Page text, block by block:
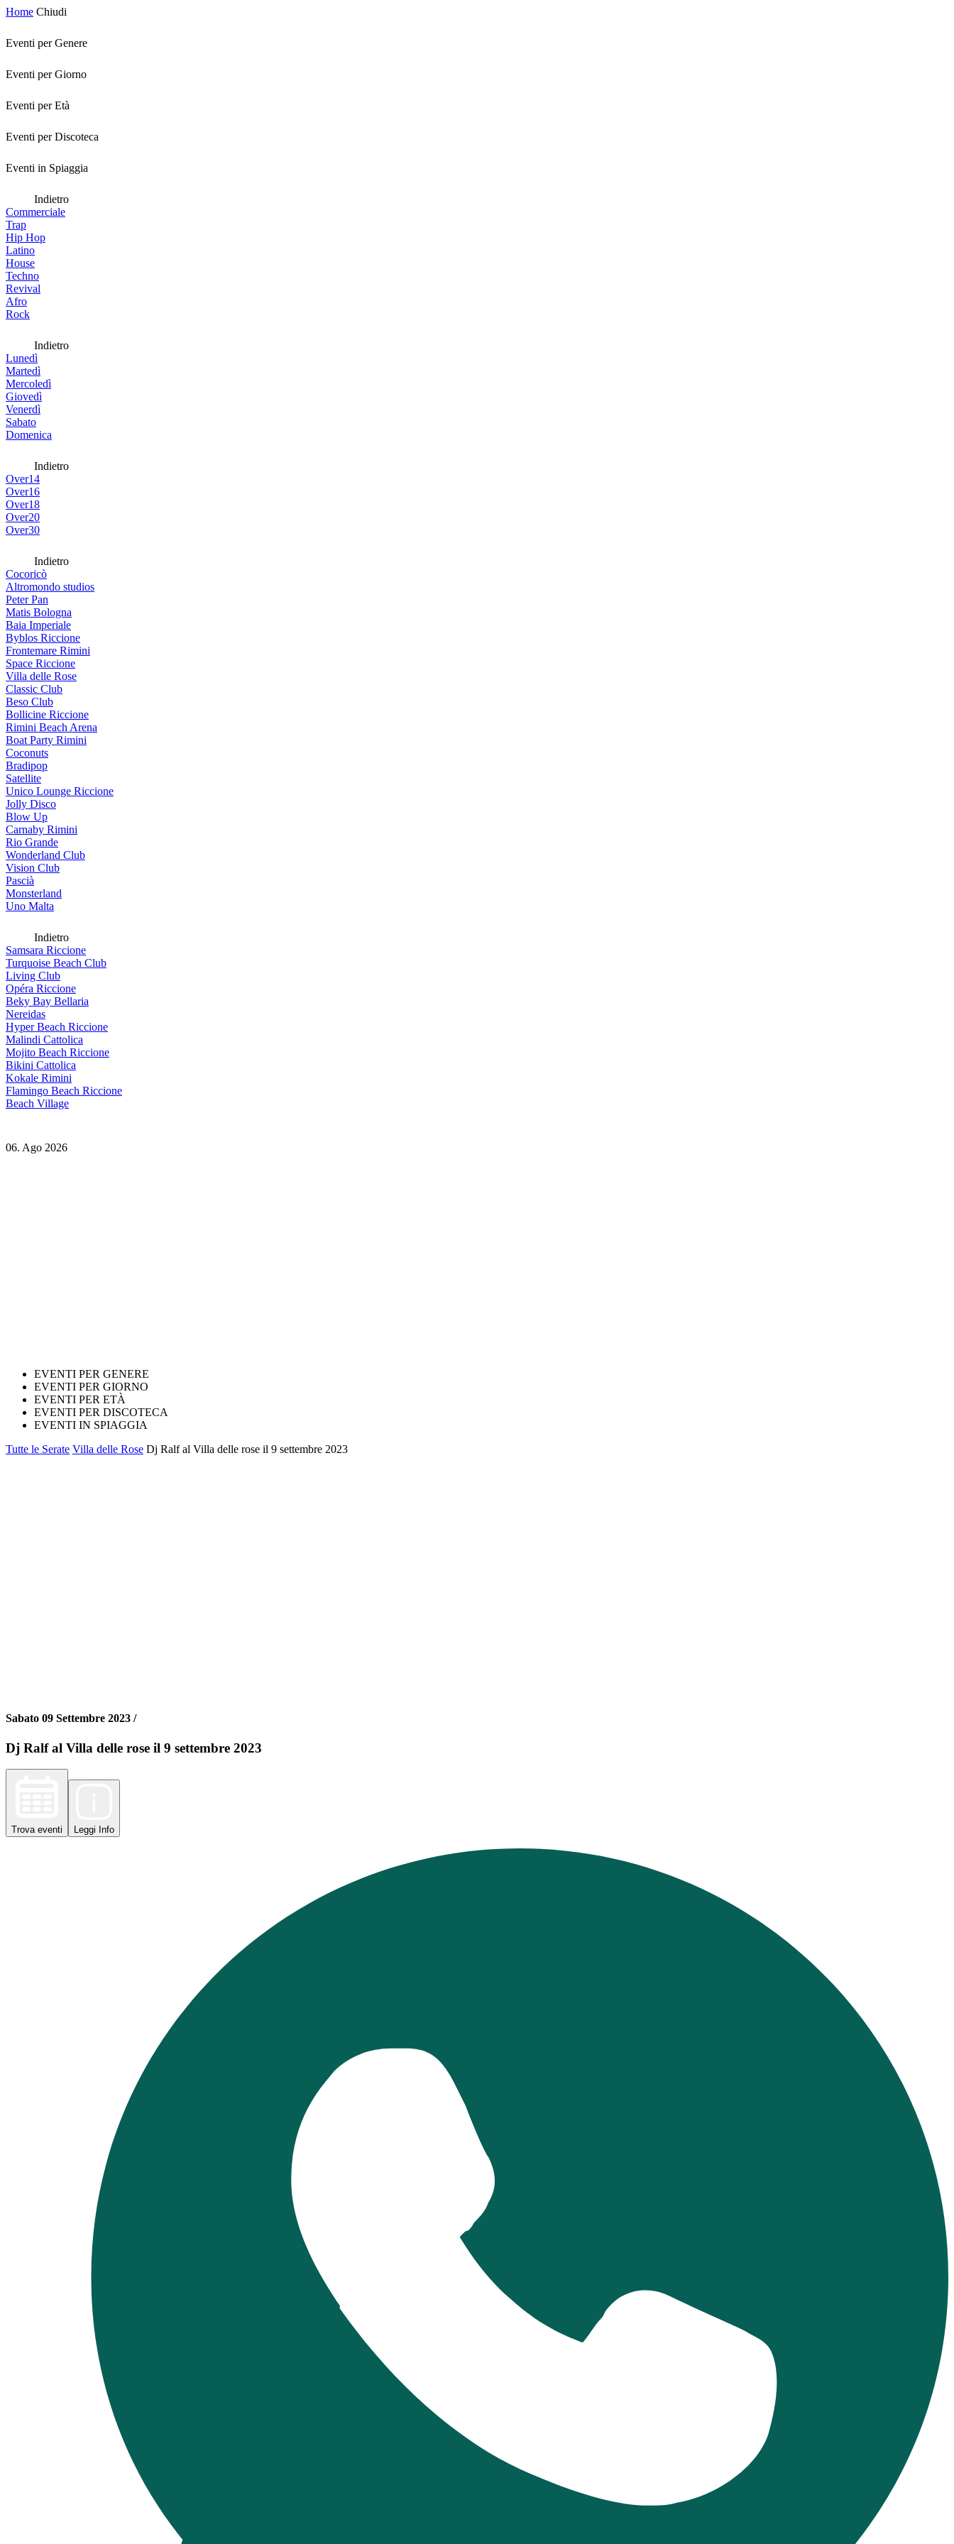
Home Chiudi
Eventi per Genere
Eventi per Giorno
Eventi per Età
Eventi per Discoteca
Eventi in Spiaggia
Indietro
Commerciale
Trap
Hip Hop
Latino
House
Techno
Revival
Afro
Rock
Indietro
Lunedì
Martedì
Mercoledì
Giovedì
Venerdì
Sabato
Domenica
Indietro
Over14
Over16
Over18
Over20
Over30
Indietro
Cocoricò
Altromondo studios
Peter Pan
Matis Bologna
Baia Imperiale
Byblos Riccione
Frontemare Rimini
Space Riccione
Villa delle Rose
Classic Club
Beso Club
Bollicine Riccione
Rimini Beach Arena
Boat Party Rimini
Coconuts
Bradipop
Satellite
Unico Lounge Riccione
Jolly Disco
Blow Up
Carnaby Rimini
Rio Grande
Wonderland Club
Vision Club
Pascià
Monsterland
Uno Malta
Indietro
Samsara Riccione
Turquoise Beach Club
Living Club
Opéra Riccione
Beky Bay Bellaria
Nereidas
Hyper Beach Riccione
Malindi Cattolica
Mojito Beach Riccione
Bikini Cattolica
Kokale Rimini
Flamingo Beach Riccione
Beach Village
06. Ago 2026
EVENTI PER GENERE
EVENTI PER GIORNO
EVENTI PER ETÀ
EVENTI PER DISCOTECA
EVENTI IN SPIAGGIA
Tutte le Serate Villa delle Rose Dj Ralf al Villa delle rose il 9 settembre 2023
Sabato 09 Settembre 2023 /
Dj Ralf al Villa delle rose il 9 settembre 2023
Trova eventi Leggi Info